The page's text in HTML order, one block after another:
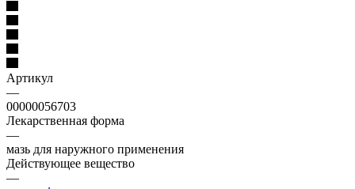
Артикул
—
00000056703
Лекарственная форма
—
мазь для наружного применения
Действующее вещество
—